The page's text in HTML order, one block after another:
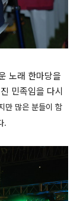
노래 한마당을
민족임을 다시
만 많은 분들이 함
.